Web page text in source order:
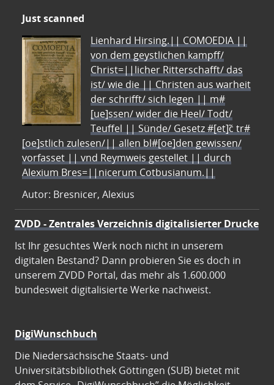
Just scanned
Lienhard Hirsing.|| COMOEDIA ||
von dem geystlichen kampff/
Christ=||licher Ritterschafft/ das
ist/ wie die || Christen aus warheit
der schrifft/ sich legen || m#
[ue]ssen/ wider die Heel/ Todt/
Teuffel || Sünde/ Gesetz #[et]c̃ tr#
[oe]stlich zulesen/|| allen bl#[oe]den gewissen/
vorfasset || vnd Reymweis gestellet || durch
Alexium Bres=||nicerum Cotbusianum.||
Autor: Bresnicer, Alexius
ZVDD - Zentrales Verzeichnis digitalisierter Drucke
Ist Ihr gesuchtes Werk noch nicht in unserem
digitalen Bestand? Dann probieren Sie es doch in
unserem ZVDD Portal, das mehr als 1.600.000
bundesweit digitalisierte Werke nachweist.
DigiWunschbuch
Die Niedersächsische Staats- und
Universitätsbibliothek Göttingen (SUB) bietet mit